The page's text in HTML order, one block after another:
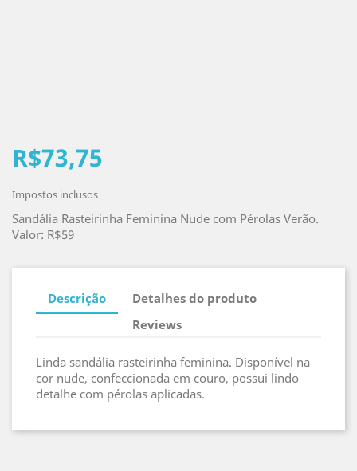
R$73,75
Impostos inclusos
Sandália Rasteirinha Feminina Nude com Pérolas Verão.
Valor: R$59
Descrição
Detalhes do produto
Reviews
Linda sandália rasteirinha feminina. Disponível na
cor nude, confeccionada em couro, possui lindo
detalhe com pérolas aplicadas.